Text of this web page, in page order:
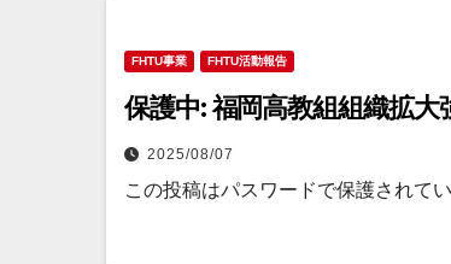
FHTU事業 FHTU活動報告
保護中: 福岡高教組組織拡大
2025/08/07
この投稿はパスワードで保護されて